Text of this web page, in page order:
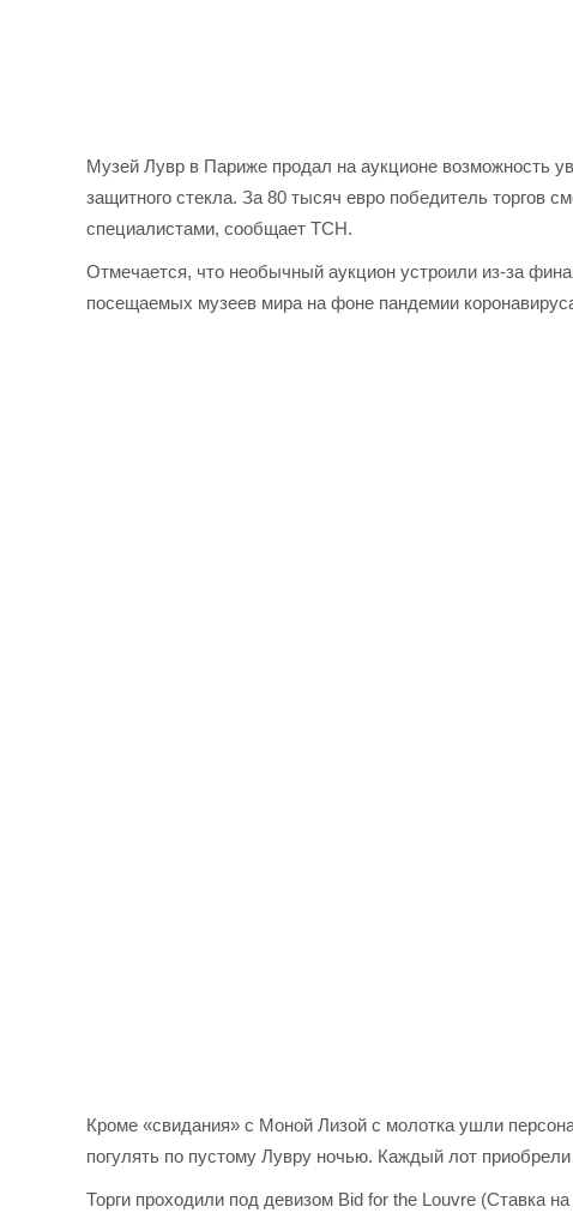
Музей Лувр в Париже продал на аукционе возможность
защитного стекла. За 80 тысяч евро победитель торгов
специалистами, сообщает ТСН.
Отмечается, что необычный аукцион устроили из-за
посещаемых музеев мира на фоне пандемии
Кроме «свидания» с Моной Лизой с молотка ушли
погулять по пустому Лувру ночью. Каждый лот
Торги проходили под девизом Bid for the Louvre (Ставка